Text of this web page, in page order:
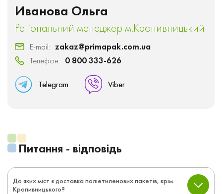
Иванова Ольга
Регіональний менеджер м.Кропивницький
Е-mail: zakaz@primapak.com.ua
Телефон: 0 800 333-626
Telegram Viber
Питання - відповідь
До яких міст є доставка поліетиленових пакетів, крім
Кропивницького?